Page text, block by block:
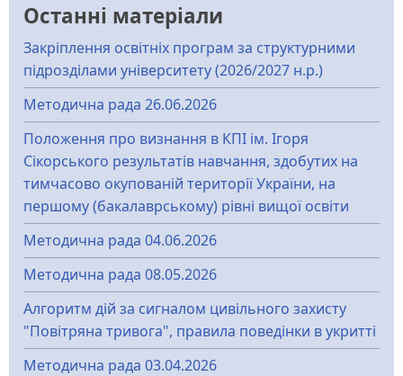
Останні матеріали
Закріплення освітніх програм за структурними
підрозділами університету (2026/2027 н.р.)
Методична рада 26.06.2026
Положення про визнання в КПІ ім. Ігоря
Сікорського результатів навчання, здобутих на
тимчасово окупованій території України, на
першому (бакалаврському) рівні вищої освіти
Методична рада 04.06.2026
Методична рада 08.05.2026
Алгоритм дій за сигналом цивільного захисту
"Повітряна тривога", правила поведінки в укритті
Методична рада 03.04.2026